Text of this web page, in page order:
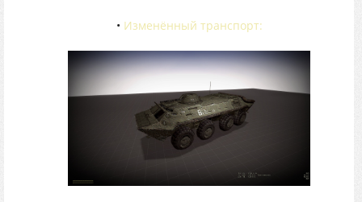
• Изменённый транспорт: